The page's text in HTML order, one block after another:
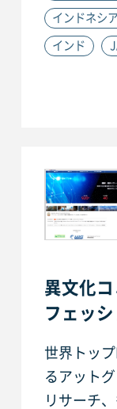
インドネシア
インド
異文化
フェッ
世界トッ
るアット
リサーチ